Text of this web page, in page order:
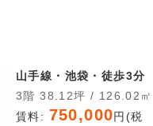
山手線・池袋・徒歩3分
3階 38.12坪 / 126.02㎡
賃料: 750,000円(税